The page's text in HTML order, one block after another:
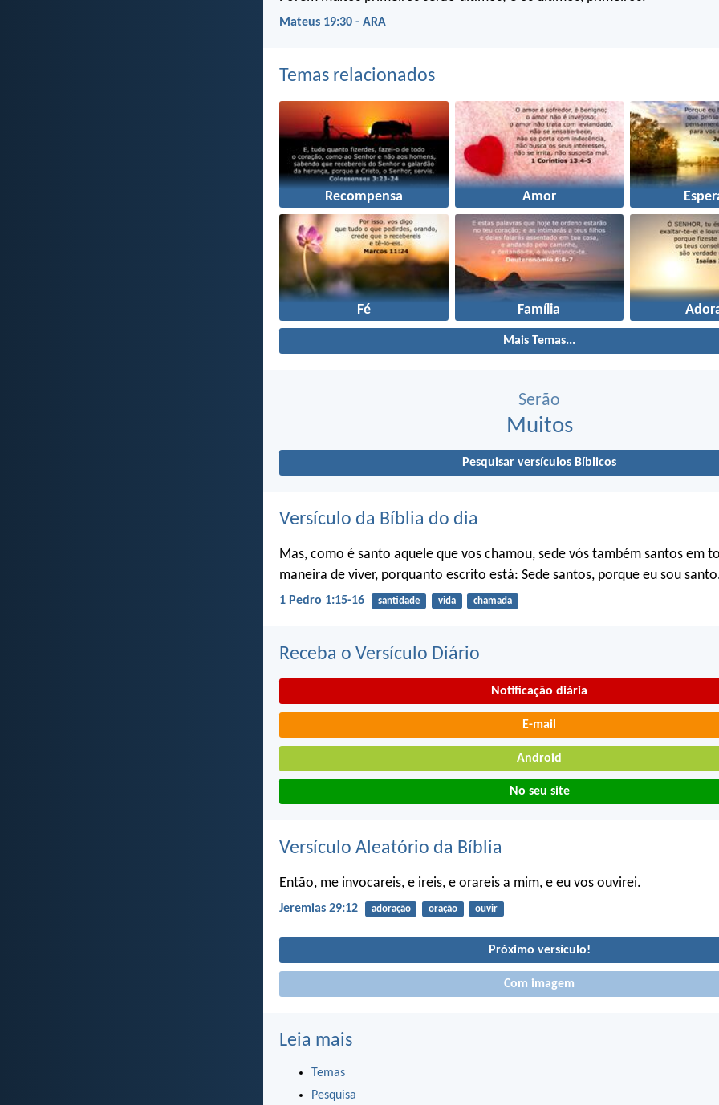
Mateus 19:30 - ARA
Temas relacionados
Recompensa Amor
Fé Família
Mais Temas...
Serão
Muitos
Pesquisar versículos Bíblicos
Versículo da Bíblia do dia
Mas, como é santo aquele que vos chamou, sede vós também santos em
maneira de viver, porquanto escrito está: Sede santos, porque eu sou
1 Pedro 1:15-16 santidade vida chamada
Receba o Versículo Diário
Notificação diária
E-mail
Android
No seu site
Versículo Aleatório da Bíblia
Então, me invocareis, e ireis, e orareis a mim, e eu vos ouvirei.
Jeremias 29:12 adoração oração ouvir
Próximo versículo!
Com imagem
Leia mais
Temas
Pesquisa